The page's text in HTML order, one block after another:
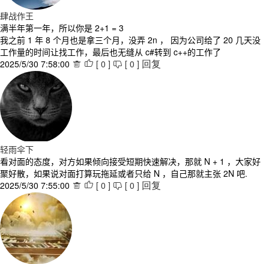
肆战作王
满半年第一年，所以你是 2+1 = 3
我之前 1 年 8 个月也是拿三个月，没弄 2n ， 因为公司给了 20 几天没
工作量的时间让找工作，最后也无缝从 c#转到 c++的工作了
2025/5/30 7:58:00   [ 0 ]  [ 0 ] 回复
轻雨伞下
看对面的态度，对方如果倾向接受短期快速解决，那就 N + 1 ，大家好
聚好散，如果说对面打算玩拖延或者只给 N ，自己那就主张 2N 吧.
2025/5/30 7:55:00   [ 0 ]  [ 0 ] 回复